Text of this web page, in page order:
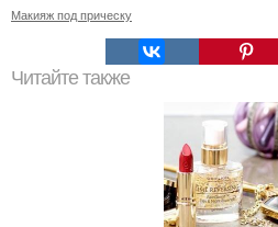
Макияж под прическу
Читайте также